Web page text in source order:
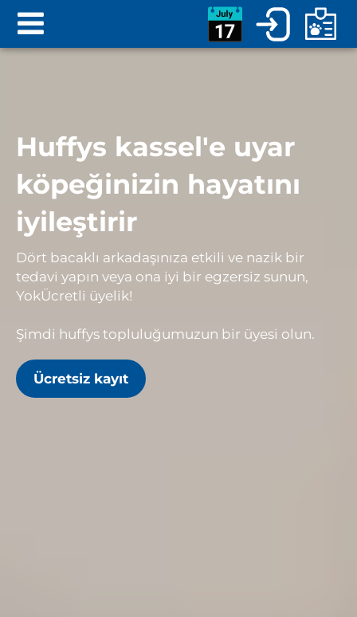
Huffys kassel'e uyar
köpeğinizin hayatını
iyileştirir
Dört bacaklı arkadaşınıza etkili ve nazik bir
tedavi yapın veya ona iyi bir egzersiz sunun,
YokÜcretli üyelik!
Şimdi huffys topluluğumuzun bir üyesi olun.
Ücretsiz kayıt